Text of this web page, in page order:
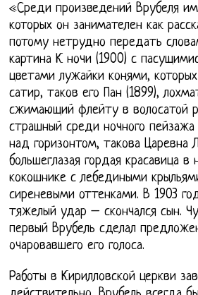
«Среди произведений Врубеля
которых он занимателен как
потому нетрудно передать
картина К ночи (1900) с
цветами лужайки конями,
сатир, таков его Пан (1899),
сжимающий флейту в волосатой
страшный среди ночного
над горизонтом, такова Царевна
большеглазая гордая красавица
кокошнике с лебедиными
сиреневыми оттенками. В 1903
тяжелый удар – скончался сын.
первый Врубель сделал
очаровавшего его голоса.
Работы в Кирилловской церкви